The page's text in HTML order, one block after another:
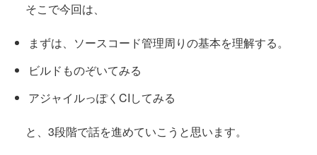
そこで今回は、
まずは、ソースコード管理周りの基本を理解する。
ビルドものぞいてみる
アジャイルっぽくCIしてみる
と、3段階で話を進めていこうと思います。